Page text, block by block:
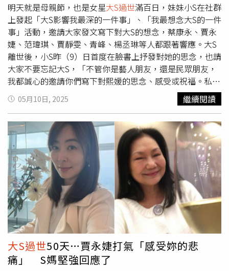
明天就是母親節，也是女星大S過世滿百日，妹妹小S在社群
上發起「大S影響我最深的一件事」、「我最想念大S的一件
事」活動，邀請大家發文寫下對大S的想念，蔡康永、賈永
婕、范瑋琪、賈靜雯、青峰、楊丞琳等人都跟著響應。大S
離世後，小S昨（9）日首度在臉書上抒發對她的思念，也請
大家不要忘記大S，「不管你是藝人朋友，還是民眾朋友，
我都誠心的邀請你們寫下對熙媛的思念、感受或祝福。私心
的希望大家不要忘記她，也希望能藉由這份力量，讓我媽媽
的悲傷能越來越小，平靜能越來越大，感謝。」小S發文
後，越來越多藝人發文響應，底下也都跟著hashtag「大S影
響我最深的1件事」、「我最想念大S的1件事」、「徐媽媽
請好好愛護自己」。玖壹壹成員春風一早就發文透露，凌晨
接到小S的電話，「平常時打來都精氣神十足的她，今天的
聲音聽起來特別的薄弱」，讓人好心疼。春風透露，小S有
個母親節願望，希望大家每一個人能幫她發一篇文章，希望
大家能把這份善良傳遞下去，春風也向小S溫暖喊話「姐…
妳要堅強喔！」春風曬出與小S對話，她希望大家能發一篇
文，把善良傳遞下去。（圖／春風IG）
05月10日, 2025 繼續閱讀
大S過世50天…賈永婕打氣「感受妳的悲
痛」 S媽堅強回應了